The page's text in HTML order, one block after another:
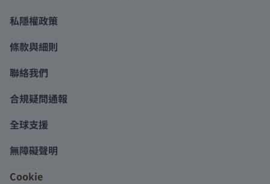
私隱權政策
條款與細則
聯絡我們
合規疑問通報
全球支援
無障礙聲明
Cookie